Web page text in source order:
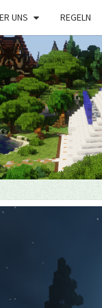
UNS REGELN